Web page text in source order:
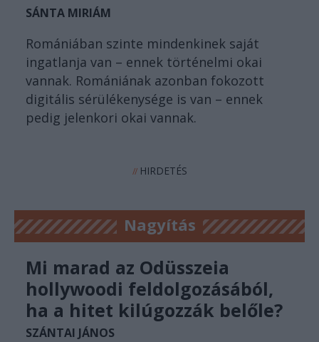
SÁNTA MIRIÁM
Romániában szinte mindenkinek saját
ingatlanja van – ennek történelmi okai
vannak. Romániának azonban fokozott
digitális sérülékenysége is van – ennek
pedig jelenkori okai vannak.
//HIRDETÉS
Nagyítás
Mi marad az Odüsszeia
hollywoodi feldolgozásából,
ha a hitet kilúgozzák belőle?
SZÁNTAI JÁNOS